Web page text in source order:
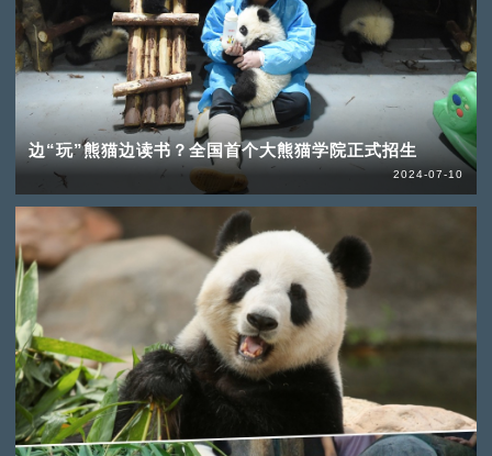
边“玩”熊猫边读书？全国首个大熊猫学院正式招生
2024-07-10